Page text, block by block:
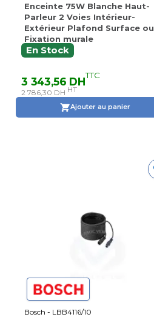
Enceinte 75W Blanche Haut-
Parleur 2 Voies Intérieur-
Extérieur Plafond Surface ou
Fixation murale
En Stock
3 343,56 DHTTC
2 786,30 DH HT
Ajouter au panier
Bosch - LBB4116/10